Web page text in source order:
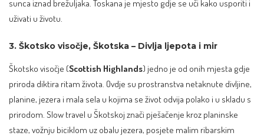
sunca iznad brežuljaka. Toskana je mjesto gdje se uči kako usporiti i
uživati u životu.
3. Škotsko visočje, Škotska – Divlja ljepota i mir
Škotsko visočje (Scottish Highlands) jedno je od onih mjesta gdje
priroda diktira ritam života. Ovdje su prostranstva netaknute divljine,
planine, jezera i mala sela u kojima se život odvija polako i u skladu s
prirodom. Slow travel u Škotskoj znači pješačenje kroz planinske
staze, vožnju biciklom uz obalu jezera, posjete malim ribarskim